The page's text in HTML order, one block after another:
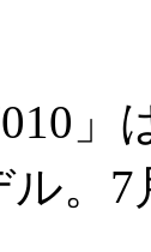
」
。7